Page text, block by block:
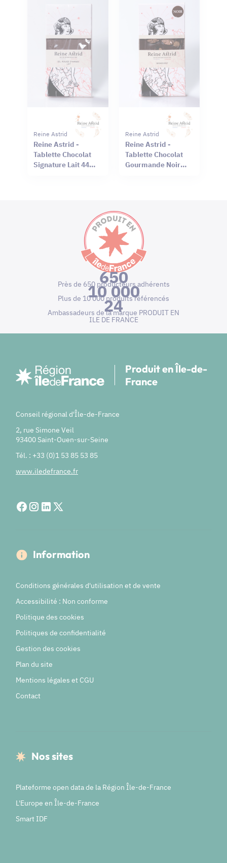
Reine Astrid
Reine Astrid -
Tablette Chocolat
Signature Lait 44%
Reine Astrid
Reine Astrid -
Tablette Chocolat
Gourmande Noir
650
Près de 650 producteurs adhérents
10 000
Plus de 10 000 produits référencés
24
Ambassadeurs de la marque PRODUIT EN
ILE DE FRANCE
Produit en Île-de-
France
Conseil régional d'Île-de-France
2, rue Simone Veil
93400 Saint-Ouen-sur-Seine
Tél. : +33 (0)1 53 85 53 85
www.iledefrance.fr
Information
Conditions générales d'utilisation et de vente
Accessibilité : Non conforme
Politique des cookies
Politiques de confidentialité
Gestion des cookies
Plan du site
Mentions légales et CGU
Contact
Nos sites
Plateforme open data de la Région Île-de-France
L'Europe en Île-de-France
Smart IDF